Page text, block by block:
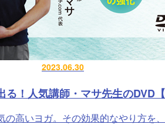
2023.06.30
！人気講師・マサ先生のDVD
高いヨガ。その効果的なやり方を